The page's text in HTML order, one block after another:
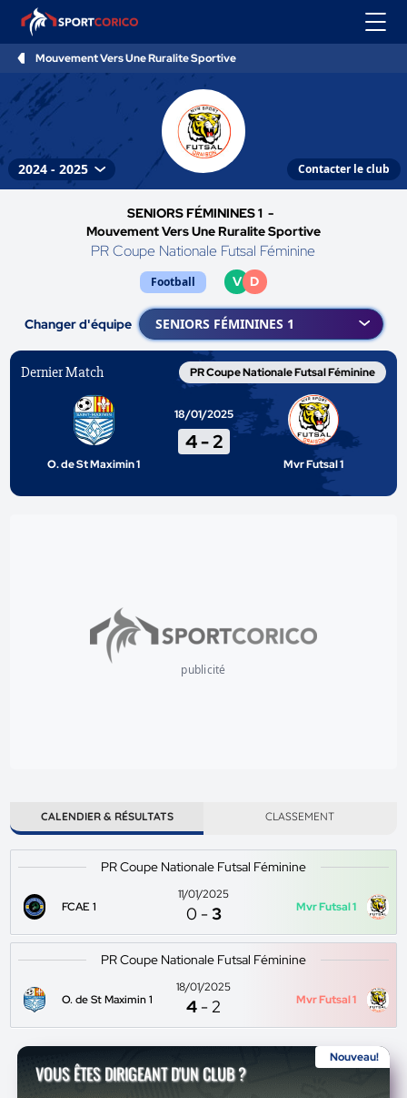
Mouvement Vers Une Ruralite Sportive
Contacter le club
SENIORS FÉMININES 1 -
Mouvement Vers Une Ruralite Sportive
PR Coupe Nationale Futsal Féminine
Football V D
Changer d'équipe
Dernier Match PR Coupe Nationale Futsal Féminine
O. de St Maximin 1
18/01/2025
4- 2
Mvr Futsal 1
publicité
CALENDIER & RÉSULTATS CLASSEMENT
PR Coupe Nationale Futsal Féminine
FCAE 1
11/01/2025
0 -3 Mvr Futsal 1
PR Coupe Nationale Futsal Féminine
O. de St Maximin 1
18/01/2025
4 -2 Mvr Futsal 1
Nouveau!
VOUS ÊTES DIRIGEANT D'UN CLUB ?